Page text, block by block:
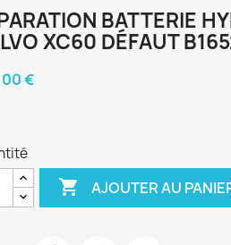
BATTERIE
XC60 DÉFAUT
€
 AJOUTER AU